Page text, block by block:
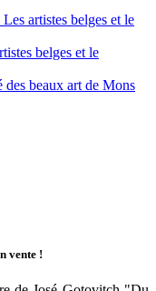
artistes belges et le
belges et le
beaux art de Mons
vente !